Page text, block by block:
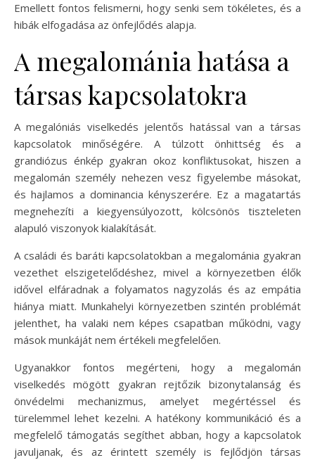
Emellett fontos felismerni, hogy senki sem tökéletes, és a
hibák elfogadása az önfejlődés alapja.
A megalománia hatása a
társas kapcsolatokra
A megalóniás viselkedés jelentős hatással van a társas
kapcsolatok minőségére. A túlzott önhittség és a
grandiózus énkép gyakran okoz konfliktusokat, hiszen a
megalomán személy nehezen vesz figyelembe másokat,
és hajlamos a dominancia kényszerére. Ez a magatartás
megnehezíti a kiegyensúlyozott, kölcsönös tiszteleten
alapuló viszonyok kialakítását.
A családi és baráti kapcsolatokban a megalománia gyakran
vezethet elszigetelődéshez, mivel a környezetben élők
idővel elfáradnak a folyamatos nagyzolás és az empátia
hiánya miatt. Munkahelyi környezetben szintén problémát
jelenthet, ha valaki nem képes csapatban működni, vagy
mások munkáját nem értékeli megfelelően.
Ugyanakkor fontos megérteni, hogy a megalomán
viselkedés mögött gyakran rejtőzik bizonytalanság és
önvédelmi mechanizmus, amelyet megértéssel és
türelemmel lehet kezelni. A hatékony kommunikáció és a
megfelelő támogatás segíthet abban, hogy a kapcsolatok
javuljanak, és az érintett személy is fejlődjön társas